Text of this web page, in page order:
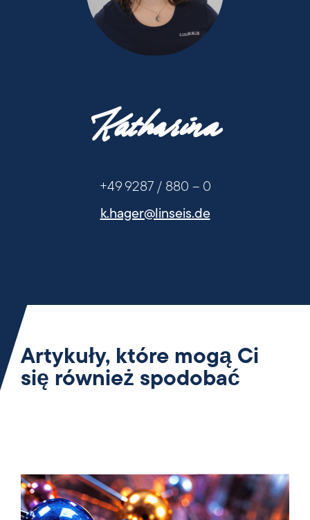
Katharina
+49 9287 / 880 – 0
k.hager@linseis.de
Artykuły, które mogą Ci
się również spodobać